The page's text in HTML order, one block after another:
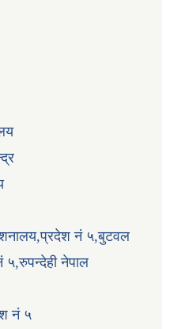
नं ५,बुटवल
५,रुपन्देही नेपाल
नं ५